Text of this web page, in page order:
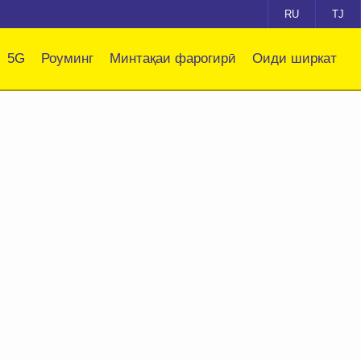
RU TJ
5G Роуминг Минтақаи фарогирӣ Оиди ширкат